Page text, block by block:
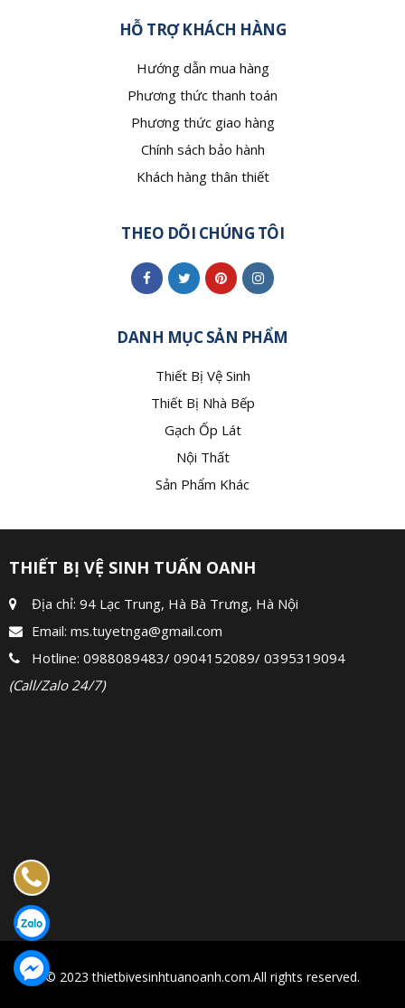
HỖ TRỢ KHÁCH HÀNG
Hướng dẫn mua hàng
Phương thức thanh toán
Phương thức giao hàng
Chính sách bảo hành
Khách hàng thân thiết
THEO DÕI CHÚNG TÔI
DANH MỤC SẢN PHẨM
Thiết Bị Vệ Sinh
Thiết Bị Nhà Bếp
Gạch Ốp Lát
Nội Thất
Sản Phẩm Khác
THIẾT BỊ VỆ SINH TUẤN OANH
Địa chỉ: 94 Lạc Trung, Hà Bà Trưng, Hà Nội
Email: ms.tuyetnga@gmail.com
Hotline: 0988089483/ 0904152089/ 0395319094
(Call/Zalo 24/7)
© 2023 thietbivesinhtuanoanh.com.All rights reserved.